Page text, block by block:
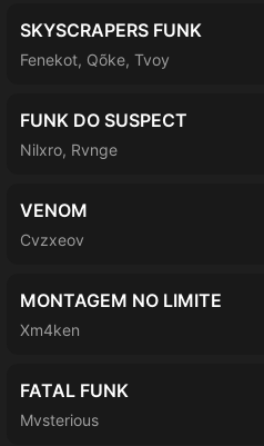
SKYSCRAPERS FUNK
Fenekot, Qõke, Tvoy
FUNK DO SUSPECT
Nilxro, Rvnge
VENOM
Cvzxeov
MONTAGEM NO LIMITE
Xm4ken
FATAL FUNK
Mvsterious